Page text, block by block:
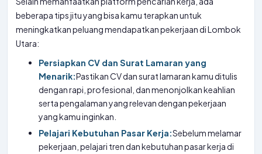
beberapa tips jitu yang bisa kamu terapkan untuk
meningkatkan peluang mendapatkan pekerjaan di Lombok
Utara:
Persiapkan CV dan Surat Lamaran yang
Menarik:Pastikan CV dan surat lamaran kamu ditulis
dengan rapi, profesional, dan menonjolkan keahlian
serta pengalaman yang relevan dengan pekerjaan
yang kamu inginkan.
Pelajari Kebutuhan Pasar Kerja:Sebelum melamar
pekerjaan, pelajari tren dan kebutuhan pasar kerja di